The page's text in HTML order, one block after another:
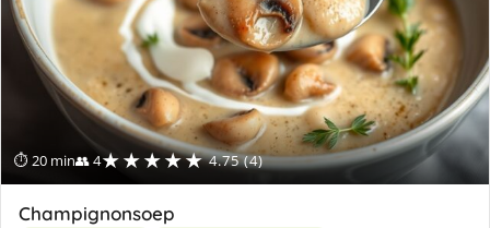
⏱ 20 min👥 4★★★★★ 4.75 (4)
Champignonsoep